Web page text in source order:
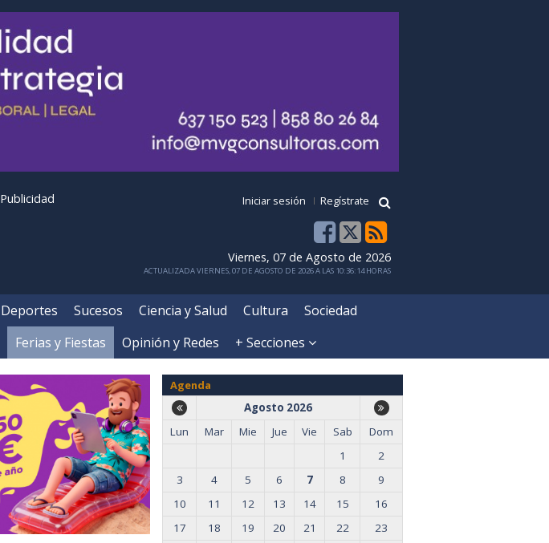
Publicidad Iniciar sesión Regístrate
Viernes, 07 de Agosto de 2026
ACTUALIZADA VIERNES, 07 DE AGOSTO DE 2026 A LAS 10:36:14 HORAS
Deportes Sucesos Ciencia y Salud Cultura
Sociedad
Ferias y Fiestas Opinión y Redes + Secciones
Agenda
Agosto 2026
Lun
Mar Mie Jue Vie Sab
Dom
1
2
3
4 5 6 7 8
9
10
11 12 13 14 15
16
17
18 19 20 21 22
23